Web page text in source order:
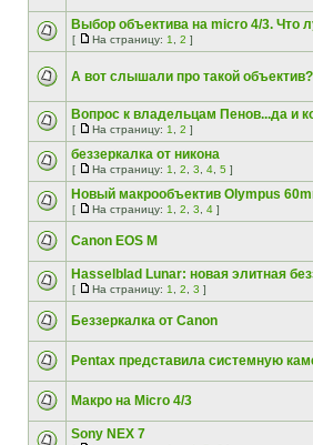
Выбор объектива на micro 4/3. Что
[ На страницу: 1 2 ]
А вот слышали про такой объектив?
Вопрос к владельцам Пенов...да и
[ На страницу: 1 2 ]
беззеркалка от никона
[ На страницу: 1 2 3 4 5 ]
Новый макрообъектив Olympus
[ На страницу: 1 2 3 4 ]
Canon EOS M
Hasselblad Lunar: новая элитная
[ На страницу: 1 2 3 ]
Беззеркалка от Canon
Pentax представила системную
Макро на Micro 4/3
Sony NEX 7